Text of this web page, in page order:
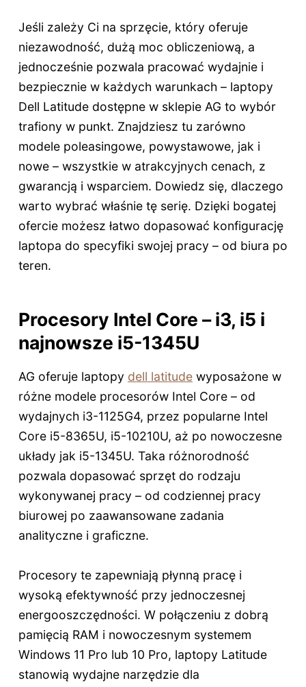
Jeśli zależy Ci na sprzęcie, który oferuje
niezawodność, dużą moc obliczeniową, a
jednocześnie pozwala pracować wydajnie i
bezpiecznie w każdych warunkach – laptopy
Dell Latitude dostępne w sklepie AG to wybór
trafiony w punkt. Znajdziesz tu zarówno
modele poleasingowe, powystawowe, jak i
nowe – wszystkie w atrakcyjnych cenach, z
gwarancją i wsparciem. Dowiedz się, dlaczego
warto wybrać właśnie tę serię. Dzięki bogatej
ofercie możesz łatwo dopasować konfigurację
laptopa do specyfiki swojej pracy – od biura po
teren.
Procesory Intel Core – i3, i5 i
najnowsze i5-1345U
AG oferuje laptopy dell latitudewyposażone w
różne modele procesorów Intel Core – od
wydajnych i3-1125G4, przez popularne Intel
Core i5-8365U, i5-10210U, aż po nowoczesne
układy jak i5-1345U. Taka różnorodność
pozwala dopasować sprzęt do rodzaju
wykonywanej pracy – od codziennej pracy
biurowej po zaawansowane zadania
analityczne i graficzne.
Procesory te zapewniają płynną pracę i
wysoką efektywność przy jednoczesnej
energooszczędności. W połączeniu z dobrą
pamięcią RAM i nowoczesnym systemem
Windows 11 Pro lub 10 Pro, laptopy Latitude
stanowią wydajne narzędzie dla